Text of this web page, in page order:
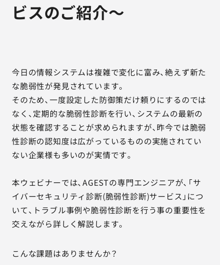
ビスのご紹介～
今日の情報システムは複雑で変化に富み、絶えず新た
な脆弱性が発見されています。
そのため、一度設定した防御策だけ頼りにするのでは
なく、定期的な脆弱性診断を行い、システムの最新の
状態を確認することが求められますが、昨今では脆弱
性診断の認知度は広がっているものの実施されてい
ない企業様も多いのが実情です。
本ウェビナーでは、AGESTの専門エンジニアが、「サ
イバーセキュリティ診断(脆弱性診断)サービス」につ
いて、トラブル事例や脆弱性診断を行う事の重要性を
交えながら詳しく解説します。
こんな課題はありませんか？